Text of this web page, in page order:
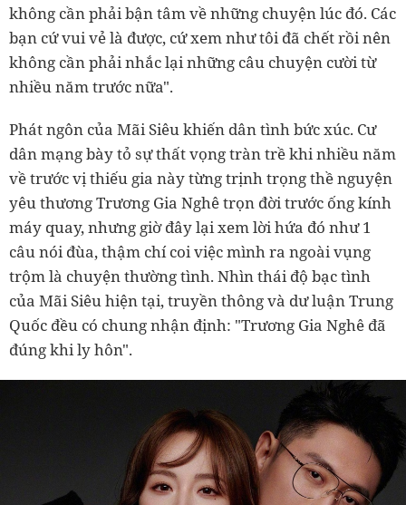
không cần phải bận tâm về những chuyện lúc đó. Các
bạn cứ vui vẻ là được, cứ xem như tôi đã chết rồi nên
không cần phải nhắc lại những câu chuyện cười từ
nhiều năm trước nữa".
Phát ngôn của Mãi Siêu khiến dân tình bức xúc. Cư
dân mạng bày tỏ sự thất vọng tràn trề khi nhiều năm
về trước vị thiếu gia này từng trịnh trọng thề nguyện
yêu thương Trương Gia Nghê trọn đời trước ống kính
máy quay, nhưng giờ đây lại xem lời hứa đó như 1
câu nói đùa, thậm chí coi việc mình ra ngoài vụng
trộm là chuyện thường tình. Nhìn thái độ bạc tình
của Mãi Siêu hiện tại, truyền thông và dư luận Trung
Quốc đều có chung nhận định: "Trương Gia Nghê đã
đúng khi ly hôn".